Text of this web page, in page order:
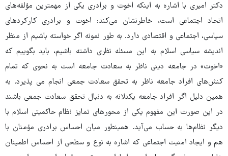
دکتر امیری با اشاره به اینکه اخوت و برادری یکی از مهمترین مؤلفه‌های
اتحاد اجتماعی است، خاطرنشان می‌کند: اخوت و برادری کارکردهای
سیاسی، اجتماعی و اقتصادی دارد. به طور نمونه اگر خواسته باشیم از منظر
اندیشه سیاسی اسلام به این مسئله نظری داشته باشیم، باید بگوییم که
«اخوت» در جامعه دینی ناظر به سعادت جامعه است به نحوی که تمام
کنش‌های افراد جامعه ناظر به تحقق سعادت جمعی انجام می پذیرد. به
همین دلیل اگر افراد جامعه یکدلانه به دنبال تحقق سعادت جمعی باشند
در این صورت این مفهوم یکی از محورهای تمایز نظام حاکمیتی اسلام با
دیگر نظام‌ها به حساب می‌آید. همینطور میان احساس برادری مؤمنان با
هم و ایجاد امنیت اجتماعی که اشاره به نوع و سطحی از احساس اطمینان